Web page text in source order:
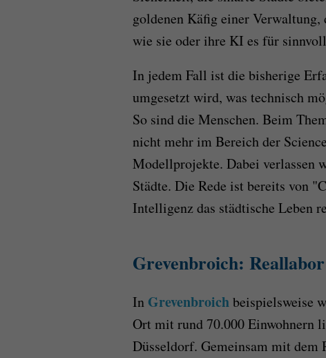
goldenen Käfig einer
wie sie oder ihre KI es für
In jedem Fall ist die bisherige
umgesetzt wird, was technisch
So sind die Menschen. Beim
nicht mehr im Bereich der
Modellprojekte. Dabei verlassen
Städte. Die Rede ist bereits von
Intelligenz das städtische Leben
Grevenbroich:
In Grevenbroichbeispielsweise
Ort mit rund 70.000 Einwohnern
Düsseldorf. Gemeinsam mit dem